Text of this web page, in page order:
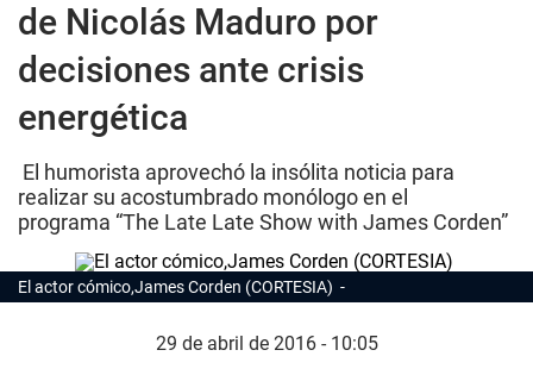
de Nicolás Maduro por
decisiones ante crisis
energética
El humorista aprovechó la insólita noticia para
realizar su acostumbrado monólogo en el
programa “The Late Late Show with James Corden”
El actor cómico,James Corden (CORTESIA)
29 de abril de 2016 - 10:05